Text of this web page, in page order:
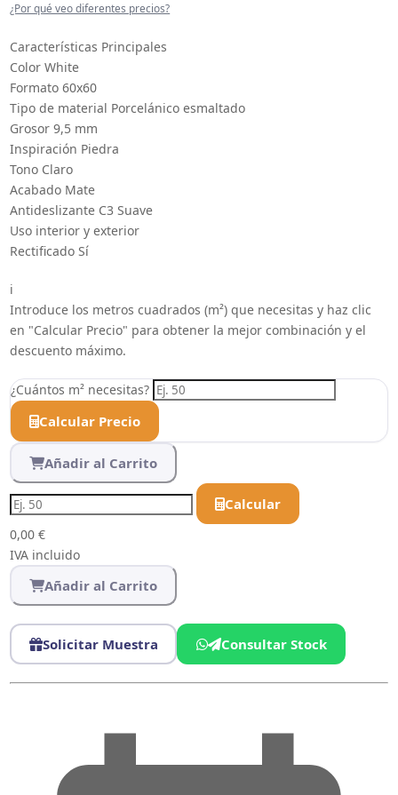
¿Por qué veo diferentes precios?
Características Principales
Color White
Formato 60x60
Tipo de material Porcelánico esmaltado
Grosor 9,5 mm
Inspiración Piedra
Tono Claro
Acabado Mate
Antideslizante C3 Suave
Uso interior y exterior
Rectificado Sí
i
Introduce los metros cuadrados (m²) que necesitas y haz clic
en "Calcular Precio" para obtener la mejor combinación y el
descuento máximo.
¿Cuántos m² necesitas?
Calcular Precio
Añadir al Carrito
Calcular
0,00 €
IVA incluido
Añadir al Carrito
Solicitar Muestra Consultar Stock